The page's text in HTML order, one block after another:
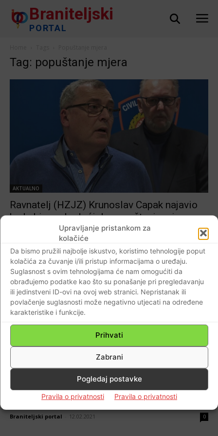
Upravljanje pristankom za
kolačiće
Da bismo pružili najbolje iskustvo, koristimo tehnologije poput
kolačića za čuvanje i/ili pristup informacijama o uređaju.
Suglasnost s ovim tehnologijama će nam omogućiti da
obrađujemo podatke kao što su ponašanje pri pregledavanju
ili jedinstveni ID-ovi na ovoj web stranici. Nepristanak ili
povlačenje suglasnosti može negativno utjecati na određene
karakteristike i funkcije.
Prihvati
Zabrani
Pogledaj postavke
Pravila o privatnosti Pravila o privatnosti
Braniteljski
PORTAL
Tag: popuštanje mjera
AKTUALNO
Ravnatelj (HZJZ) Krunoslav Capak najavio
kada bi moglo doći do popuštanja mjera
Braniteljski portal - 09.05.2021 0
UŽIVO: Nacionalni stožer otkriva detalje
popuštanja mjera
Braniteljski portal 12.02.2021 0